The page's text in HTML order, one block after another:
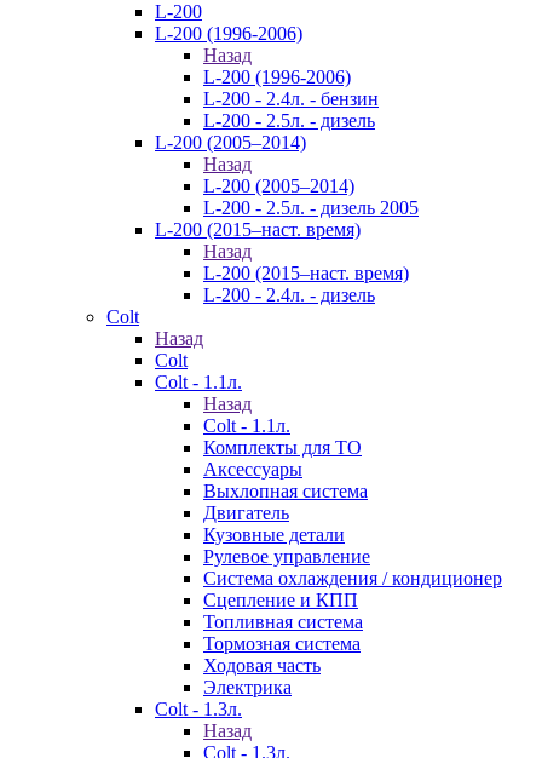
L-200
L-200 (1996-2006)
Назад
L-200 (1996-2006)
L-200 - 2.4л. - бензин
L-200 - 2.5л. - дизель
L-200 (2005–2014)
Назад
L-200 (2005–2014)
L-200 - 2.5л. - дизель 2005
L-200 (2015–наст. время)
Назад
L-200 (2015–наст. время)
L-200 - 2.4л. - дизель
Colt
Назад
Colt
Colt - 1.1л.
Назад
Colt - 1.1л.
Комплекты для ТО
Аксессуары
Выхлопная система
Двигатель
Кузовные детали
Рулевое управление
Система охлаждения / кондиционер
Сцепление и КПП
Топливная система
Тормозная система
Ходовая часть
Электрика
Colt - 1.3л.
Назад
Colt - 1.3л.